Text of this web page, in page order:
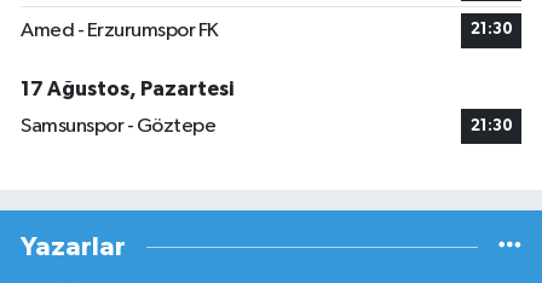
Amed - Erzurumspor FK 21:30
17 Ağustos, Pazartesi
Samsunspor - Göztepe
21:30
Yazarlar